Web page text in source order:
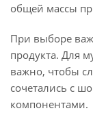
общей массы
При выборе
продукта. Для
важно, чтобы
сочетались с
компонентами.